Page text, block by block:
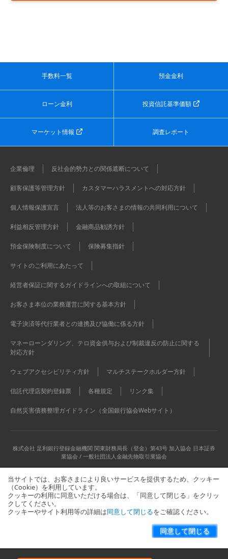
手数料一覧 預金金利
ローン金利 投資信託基準価額
マーケット情報 調査レポート
企業倫理 反社会的勢力との関係遮断について
顧客保護等管理方針 カスタマーハラスメントへの対応方針
個人情報保護宣言 法人等のお客さまの情報の共同利用について
利益相反管理方針 金融商品勧誘方針
預金保険制度について 保険募集指針
サイトのご利用にあたって
経営者保証に関するガイドラインへの取組について
お客さま本位の業務運営に関する基本方針
電子決済等代行業者との連携及び協働に係る方針
マネーローンダリング、テロ資金供与および制裁違反の防止に関する
対応方針
ウェブアクセシビリティ方針 マルチステークホルダー方針
信託代理店契約登録票 各種規定 リンク集
自然災害債務整理ガイドライン（全国銀行協会Webサイト）
株式会社 足利銀行登録金融機関 関東財務局長（登金）第43号 加入協会 日本証券
業協会 / 一般社団法人金融先物取引業協会
Copyright © The Ashikaga Bank, Ltd. All Rights Reserved.
当サイトでは、お客さまにより良いサービスを提供するため、クッキー
（Cookie）を利用しています。
クッキーの利用に同意いただける場合は、「同意して閉じる」をクリッ
クしてください。
クッキーやサイト利用等の詳細は同意して閉じるをご確認ください。
同意して閉じる